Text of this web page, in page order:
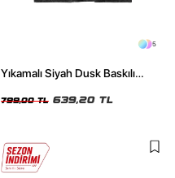
5
Yıkamalı Siyah Dusk Baskılı
799,00 TL 639,20 TL